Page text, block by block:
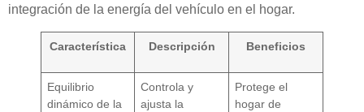
integración de la energía del vehículo en el hogar.
Característica Descripción Beneficios
Equilibrio
dinámico de la
Controla y
ajusta la
Protege el
hogar de